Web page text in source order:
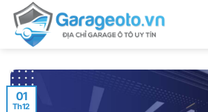
qua
01
Th12